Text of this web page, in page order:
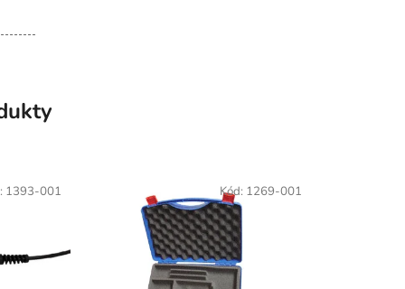
1393-001 Kód: 1269-001